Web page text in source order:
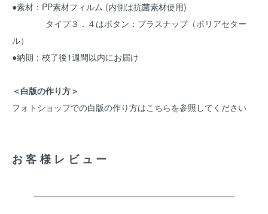
●素材：PP素材フィルム (内側は抗菌素材使用)
タイプ３．４はボタン：プラスナップ（ポリアセター
ル）
●納期：校了後1週間以内にお届け
＜白版の作り方＞
フォトショップでの白版の作り方はこちらを参照してください
お客様レビュー